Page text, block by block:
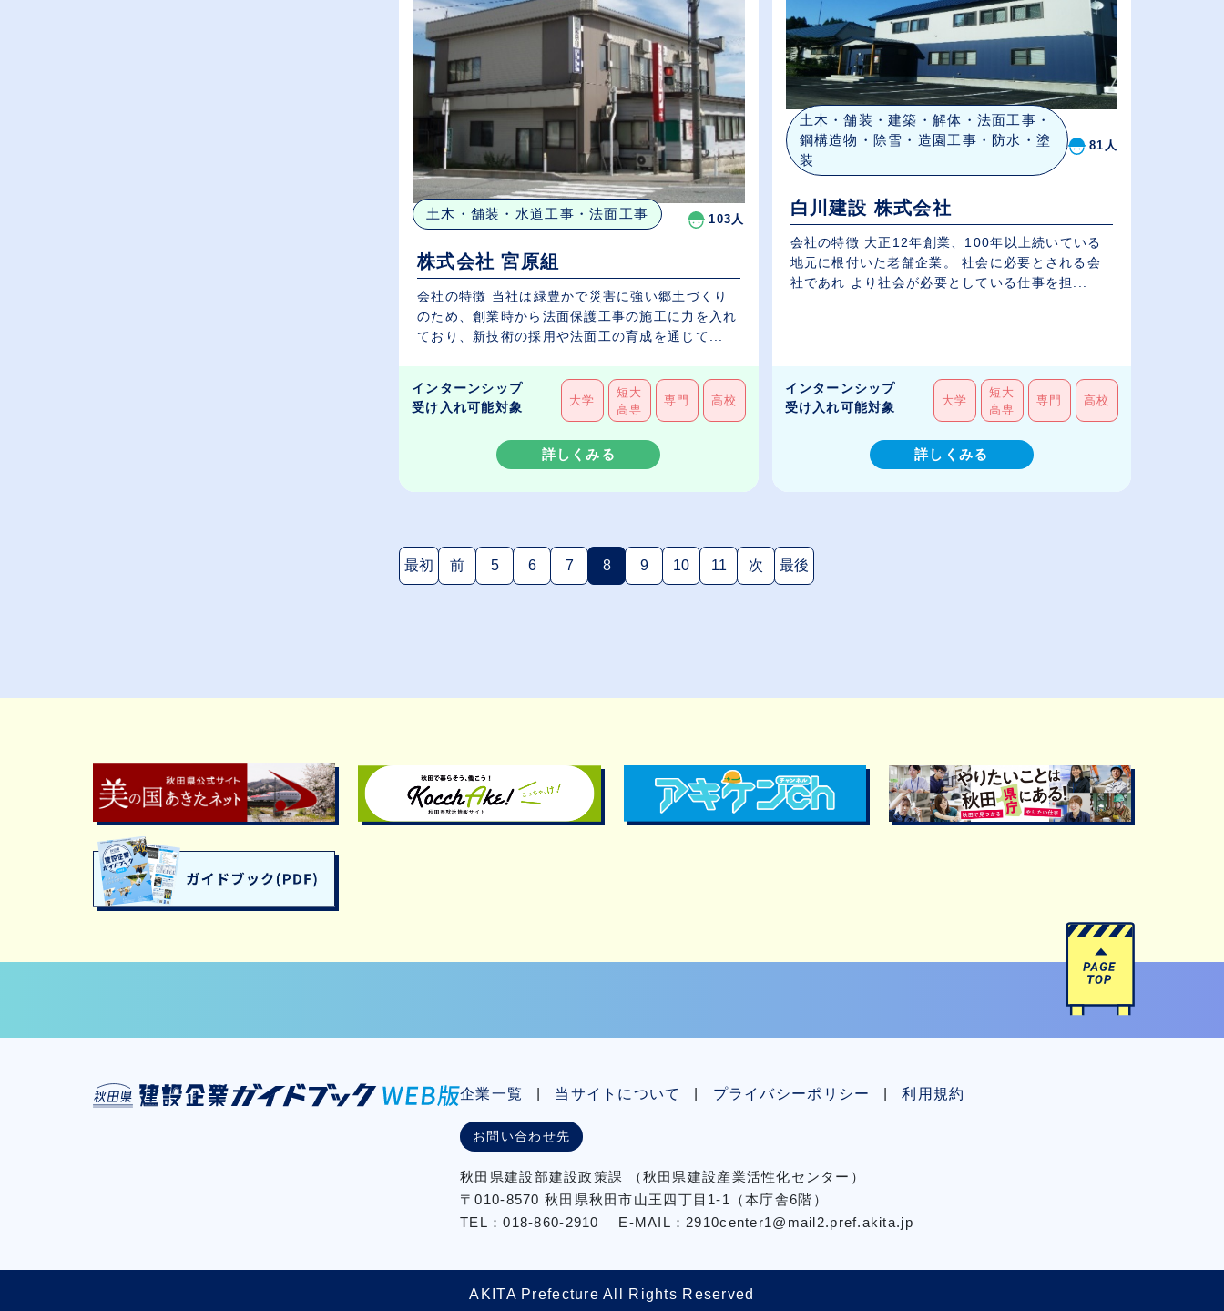
土木・舗装・水道工事・法面工事 103人
株式会社 宮原組
会社の特徴 当社は緑豊かで災害に強い郷土づくり
のため、創業時から法面保護工事の施工に力を入れ
ており、新技術の採用や法面工の育成を通じて...
インターンシップ
受け入れ可能対象
大学
短大
高専
専門 高校
詳しくみる
土木・舗装・建築・解体・法面工事・
鋼構造物・除雪・造園工事・防水・塗
装
81人
白川建設 株式会社
会社の特徴 大正12年創業、100年以上続いている
地元に根付いた老舗企業。 社会に必要とされる会
社であれ より社会が必要としている仕事を担...
インターンシップ
受け入れ可能対象
大学
短大
高専
専門 高校
詳しくみる
最初 前 5 6 7 8(現在のページ)
9 10 11 次 最後
企業一覧 当サイトについて プライバシーポリシー 利用規約
お問い合わせ先
秋⽥県建設部建設政策課
（秋⽥県建設産業活性化センター）
〒010-8570 秋田県秋田市⼭王四丁⽬1-1（本庁舎6階）
TEL：018-860-2910 E-MAIL：2910center1@mail2.pref.akita.jp
AKITA Prefecture All Rights Reserved